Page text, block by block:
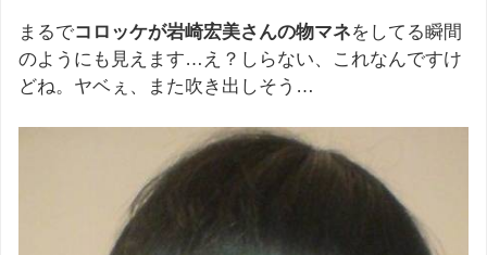
まるでコロッケが岩崎宏美さんの物マネをしてる瞬間
のようにも見えます…え？しらない、これなんですけ
どね。ヤベぇ、また吹き出しそう…